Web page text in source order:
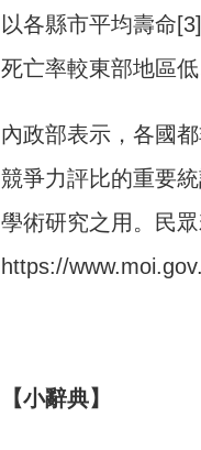
以各縣市平均壽命
死亡率較東部地區
內政部表示，各國
競爭力評比的重要
學術研究之用。民
https://
【小辭典】